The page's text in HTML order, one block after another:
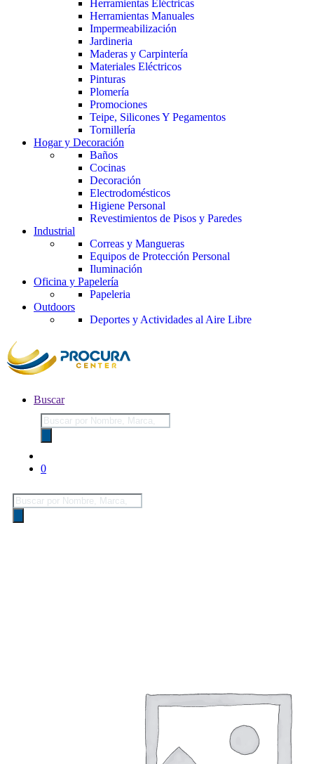
Herramientas Eléctricas
Herramientas Manuales
Impermeabilización
Jardineria
Maderas y Carpintería
Materiales Eléctricos
Pinturas
Plomería
Promociones
Teipe, Silicones Y Pegamentos
Tornillería
Hogar y Decoración
Baños
Cocinas
Decoración
Electrodomésticos
Higiene Personal
Revestimientos de Pisos y Paredes
Industrial
Correas y Mangueras
Equipos de Protección Personal
Iluminación
Oficina y Papelería
Papeleria
Outdoors
Deportes y Actividades al Aire Libre
Buscar
Búsqueda
de
productos
0
Búsqueda
de
productos